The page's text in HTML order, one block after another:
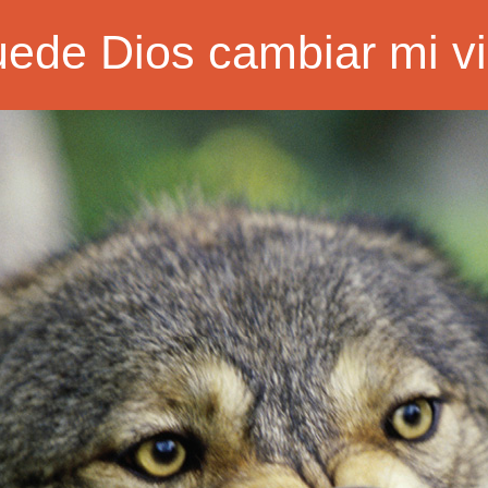
Dios cambiar mi